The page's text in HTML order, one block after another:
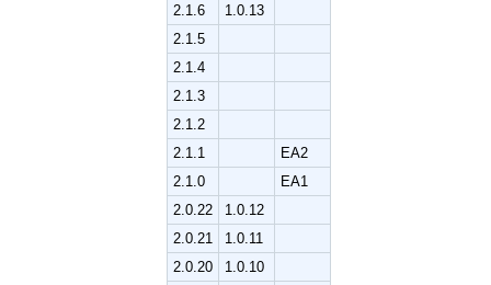
2.1.6
1.0.13
2.1.5
2.1.4
2.1.3
2.1.2
2.1.1
EA2
2.1.0
EA1
2.0.22
1.0.12
2.0.21
1.0.11
2.0.20
1.0.10